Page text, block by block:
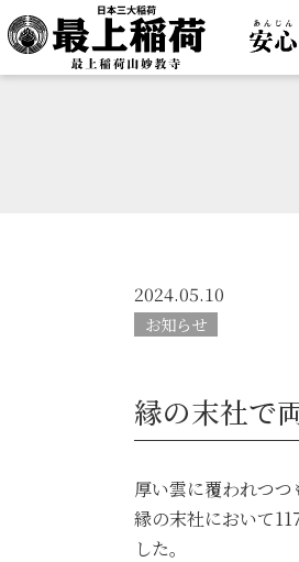
2024.05.10
お知らせ
縁の末社で
厚い雲に覆われつつ
縁の末社において
した。